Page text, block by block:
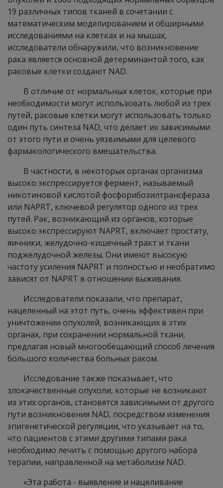
19 различных типов тканей в сочетании с
математическим моделированием и обширными
исследованиями на клетках и на мышах,
исследователи обнаружили, что возникновение
рака является основной детерминантой того, как
раковые клетки создают NAD.
В отличие от нормальных клеток, которые при
необходимости могут использовать любой из трех
путей, раковые клетки могут использовать только
один путь синтеза NAD, что делает их зависимыми
от этого пути и очень уязвимыми для целевого
фармакологического вмешательства.
В частности, в некоторых органах организма
высоко экспрессируется фермент, называемый
никотиновой кислотой фосфорибозилтрансфераза
или NAPRT, ключевой регулятор одного из трех
путей. Рак, возникающий из органов, которые
высоко экспрессируют NAPRT, включает простату,
яичники, желудочно-кишечный тракт и ткани
поджелудочной железы. Они имеют высокую
частоту усиления NAPRT и полностью и необратимо
зависят от NAPRT в отношении выживания.
Исследователи показали, что препарат,
нацеленный на этот путь, очень эффективен при
уничтожении опухолей, возникающих в этих
органах, при сохранении нормальной ткани,
предлагая новый многообещающий способ лечения
большого количества больных раком.
Исследование также показывает, что
злокачественные опухоли, которые не возникают
из этих органов, становятся зависимыми от другого
пути возникновения NAD, посредством изменения
эпигенетической регуляции, что указывает на то,
что пациентов с этими другими типами рака
необходимо лечить с помощью другого набора
терапии, направленной на метаболизм NAD.
«Эта работа - выявление и нацеливание